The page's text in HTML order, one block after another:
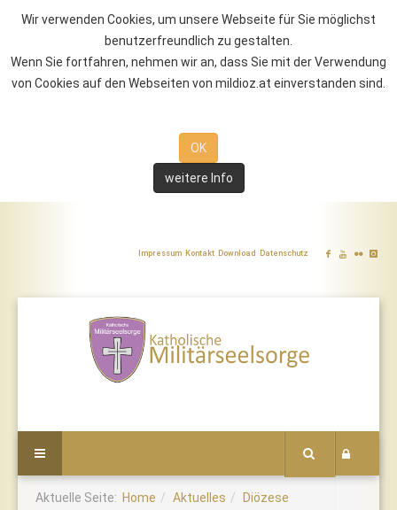
Wir verwenden Cookies, um unsere Webseite für Sie möglichst
benutzerfreundlich zu gestalten.
Wenn Sie fortfahren, nehmen wir an, dass Sie mit der Verwendung
von Cookies auf den Webseiten von mildioz.at einverstanden sind.
OK
weitere Info
Impressum Kontakt Download Datenschutz
Aktuelle Seite: Home Aktuelles
Diözese